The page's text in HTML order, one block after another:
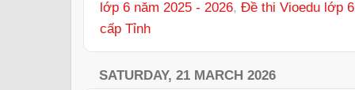
lớp 6 năm 2025 - 2026, Đề thi Vioedu lớp
cấp Tỉnh
SATURDAY, 21 MARCH 2026